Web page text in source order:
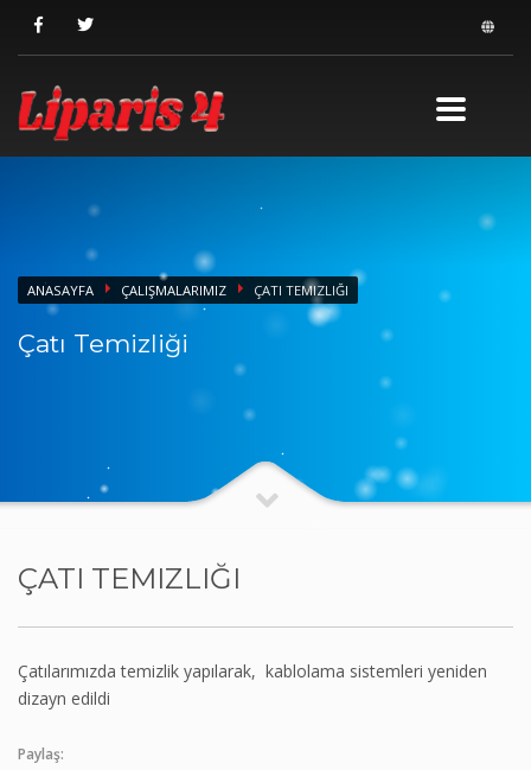
ANASAYFA ÇALIŞMALARIMIZ ÇATI TEMIZLIĞI
Çatı Temizliği
ÇATI TEMIZLIĞI
Çatılarımızda temizlik yapılarak, kablolama sistemleri yeniden
dizayn edildi